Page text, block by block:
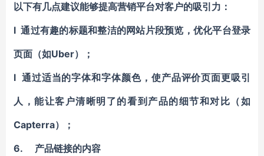
以下有几点建议能够提高营销平台对客户的吸引力：
l 通过有趣的标题和整洁的网站片段预览，优化平台登录
页面（如Uber）；
l 通过适当的字体和字体颜色，使产品评价页面更吸引
人，能让客户清晰明了的看到产品的细节和对比（如
Capterra）；
6. 产品链接的内容